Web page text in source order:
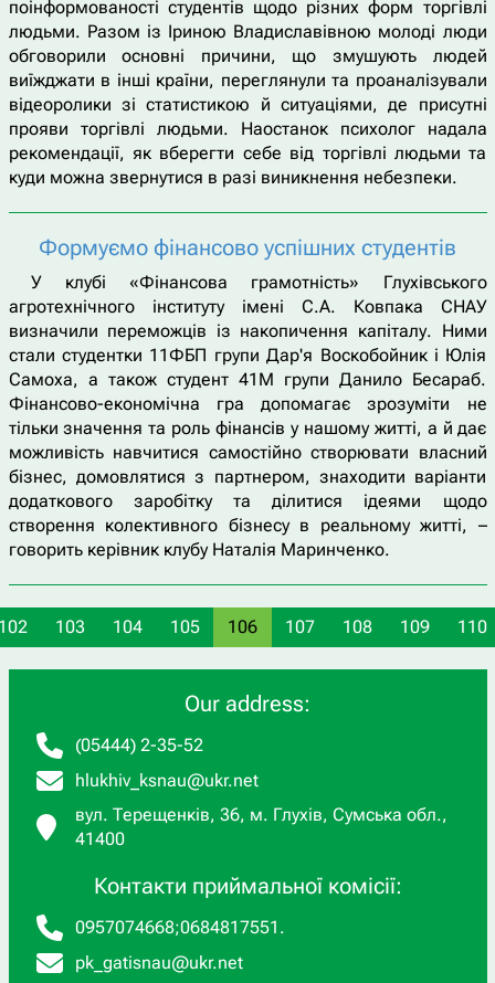
поінформованості студентів щодо різних форм торгівлі
людьми. Разом із Іриною Владиславівною молоді люди
обговорили основні причини, що змушують людей
виїжджати в інші країни, переглянули та проаналізували
відеоролики зі статистикою й ситуаціями, де присутні
прояви торгівлі людьми. Наостанок психолог надала
рекомендації, як вберегти себе від торгівлі людьми та
куди можна звернутися в разі виникнення небезпеки.
Формуємо фінансово успішних студентів
У клубі «Фінансова грамотність» Глухівського
агротехнічного інституту імені С.А. Ковпака СНАУ
визначили переможців із накопичення капіталу. Ними
стали студентки 11ФБП групи Дар'я Воскобойник і Юлія
Самоха, а також студент 41М групи Данило Бесараб.
Фінансово-економічна гра допомагає зрозуміти не
тільки значення та роль фінансів у нашому житті, а й дає
можливість навчитися самостійно створювати власний
бізнес, домовлятися з партнером, знаходити варіанти
додаткового заробітку та ділитися ідеями щодо
створення колективного бізнесу в реальному житті, –
говорить керівник клубу Наталія Маринченко.
103 104 105 106 107 108 109 110
Our address:
(05444) 2-35-52
hlukhiv_ksnau@ukr.net
вул. Терещенків, 36, м. Глухів, Сумська обл.,
41400
Контакти приймальної комісії:
0957074668;0684817551 .
pk_gatisnau@ukr.net